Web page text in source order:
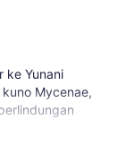
ke Yunani
Mycenae,